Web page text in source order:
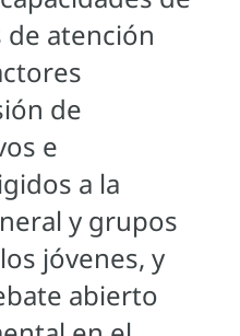
atención
de
e
a la
y grupos
jóvenes, y
abierto